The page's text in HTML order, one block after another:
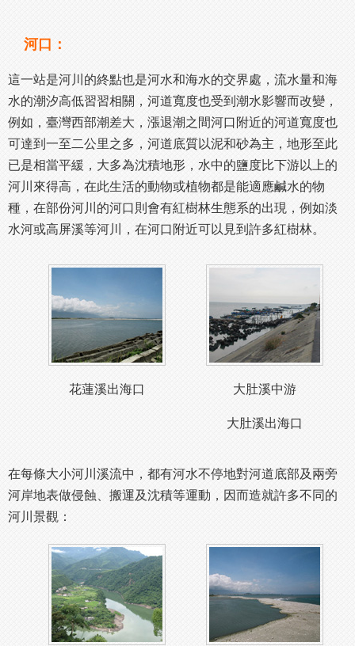
河口：
這一站是河川的終點也是河水和海水的交界處，流水量和海
水的潮汐高低習習相關，河道寬度也受到潮水影響而改變，
例如，臺灣西部潮差大，漲退潮之間河口附近的河道寬度也
可達到一至二公里之多，河道底質以泥和砂為主，地形至此
已是相當平緩，大多為沈積地形，水中的鹽度比下游以上的
河川來得高，在此生活的動物或植物都是能適應鹹水的物
種，在部份河川的河口則會有紅樹林生態系的出現，例如淡
水河或高屏溪等河川，在河口附近可以見到許多紅樹林。
花蓮溪出海口 大肚溪中游
大肚溪出海口
在每條大小河川溪流中，都有河水不停地對河道底部及兩旁
河岸地表做侵蝕、搬運及沈積等運動，因而造就許多不同的
河川景觀：